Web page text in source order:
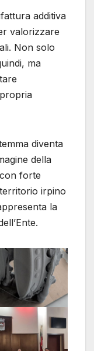
additiva
valorizzare
Non solo
ma
diventa
della
forte
irpino
la